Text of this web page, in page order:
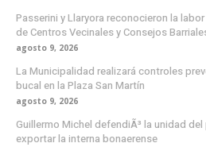
Passerini y Llaryora reconocieron la
de Centros Vecinales y Consejos
agosto 9, 2026
La Municipalidad realizará controles
bucal en la Plaza San Martín
agosto 9, 2026
Guillermo Michel defendiÃ³ la unidad
exportar la interna bonaerense